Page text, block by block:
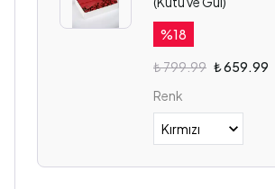
%18
₺ 799.99 ₺ 659.99
Renk